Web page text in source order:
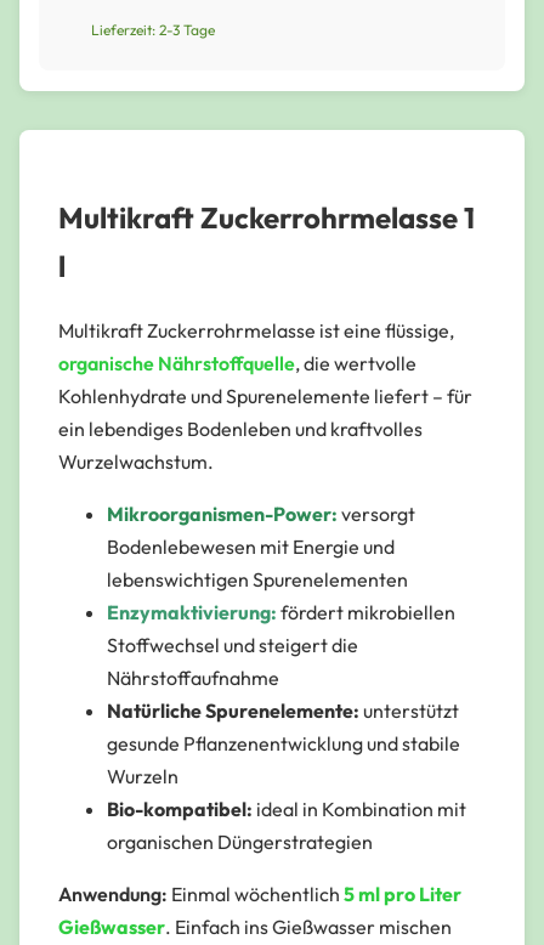
Lieferzeit: 2-3 Tage
Multikraft Zuckerrohrmelasse 1
l
Multikraft Zuckerrohrmelasse ist eine flüssige,
organische Nährstoffquelle, die wertvolle
Kohlenhydrate und Spurenelemente liefert – für
ein lebendiges Bodenleben und kraftvolles
Wurzelwachstum.
Mikroorganismen-Power: versorgt
Bodenlebewesen mit Energie und
lebenswichtigen Spurenelementen
Enzymaktivierung: fördert mikrobiellen
Stoffwechsel und steigert die
Nährstoffaufnahme
Natürliche Spurenelemente: unterstützt
gesunde Pflanzenentwicklung und stabile
Wurzeln
Bio-kompatibel: ideal in Kombination mit
organischen Düngerstrategien
Anwendung: Einmal wöchentlich 5 ml pro Liter
Gießwasser. Einfach ins Gießwasser mischen